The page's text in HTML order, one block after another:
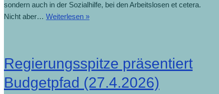
sondern auch in der Sozialhilfe, bei den Arbeitslosen et cetera.
Nicht aber… Weiterlesen »
Regierungsspitze präsentiert
Budgetpfad (27.4.2026)